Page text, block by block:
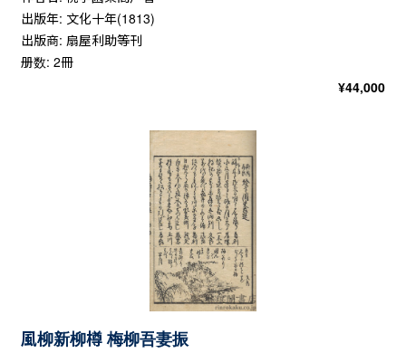
出版年: 文化十年(1813)
出版商: 扇屋利助等刊
册数: 2冊
¥44,000
風柳新柳樽 梅柳吾妻振